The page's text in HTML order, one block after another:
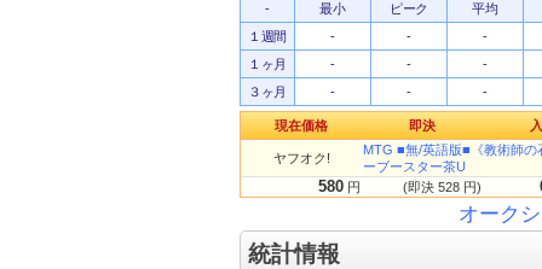
- 最小 ピーク
平均
１週間
- -
-
１ヶ月
- -
-
３ヶ月
- - -
現在価格 即決
ヤフオク!
MTG ■無/英語版■《教術師
ーブースター茶U
580 円 (即決 528 円)
オーク
統計情報